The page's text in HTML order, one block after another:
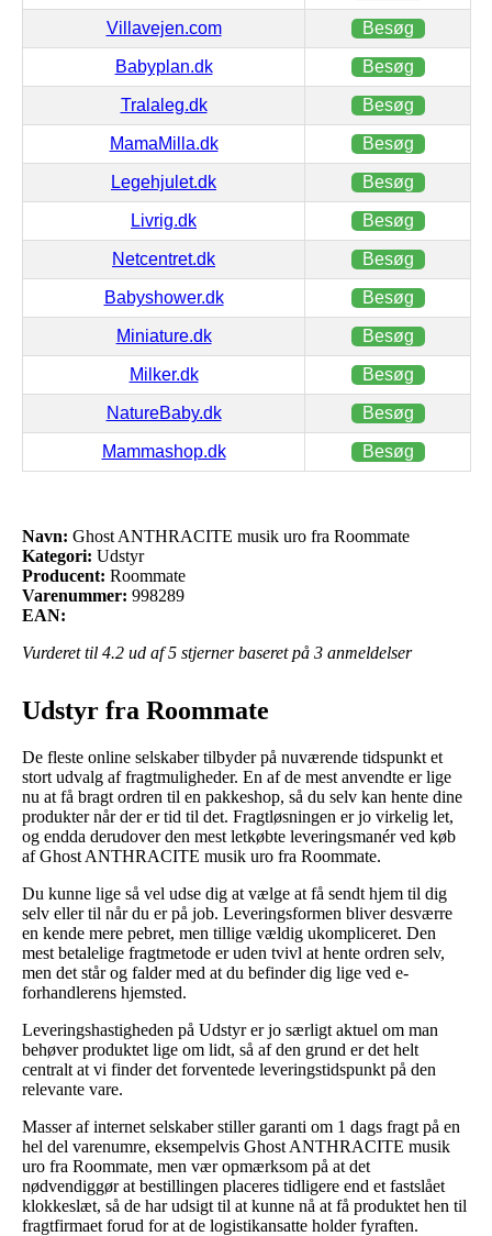
Villavejen.com Besøg
Babyplan.dk Besøg
Tralaleg.dk Besøg
MamaMilla.dk Besøg
Legehjulet.dk Besøg
Livrig.dk Besøg
Netcentret.dk Besøg
Babyshower.dk Besøg
Miniature.dk Besøg
Milker.dk Besøg
NatureBaby.dk Besøg
Mammashop.dk Besøg
Navn: Ghost ANTHRACITE musik uro fra Roommate
Kategori: Udstyr
Producent: Roommate
Varenummer: 998289
EAN:
Vurderet til 4.2 ud af 5 stjerner baseret på 3 anmeldelser
Udstyr fra Roommate
De fleste online selskaber tilbyder på nuværende tidspunkt et
stort udvalg af fragtmuligheder. En af de mest anvendte er lige
nu at få bragt ordren til en pakkeshop, så du selv kan hente dine
produkter når der er tid til det. Fragtløsningen er jo virkelig let,
og endda derudover den mest letkøbte leveringsmanér ved køb
af Ghost ANTHRACITE musik uro fra Roommate.
Du kunne lige så vel udse dig at vælge at få sendt hjem til dig
selv eller til når du er på job. Leveringsformen bliver desværre
en kende mere pebret, men tillige vældig ukompliceret. Den
mest betalelige fragtmetode er uden tvivl at hente ordren selv,
men det står og falder med at du befinder dig lige ved e-
forhandlerens hjemsted.
Leveringshastigheden på Udstyr er jo særligt aktuel om man
behøver produktet lige om lidt, så af den grund er det helt
centralt at vi finder det forventede leveringstidspunkt på den
relevante vare.
Masser af internet selskaber stiller garanti om 1 dags fragt på en
hel del varenumre, eksempelvis Ghost ANTHRACITE musik
uro fra Roommate, men vær opmærksom på at det
nødvendiggør at bestillingen placeres tidligere end et fastslået
klokkeslæt, så de har udsigt til at kunne nå at få produktet hen til
fragtfirmaet forud for at de logistikansatte holder fyraften.